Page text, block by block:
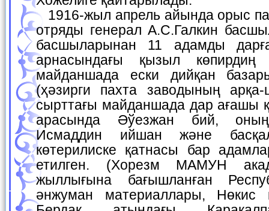
1916-жыл апрель айында орыс патшасының жазалаў
отряды генерал А.С.Галкин
басшыларынан 11 адамды
арнасындағы қызыл көпирдиң
майданшада ески дийқан
(ҳәзирги пахта заводының
сырттағы майданшада дар ағашы
арасында Әўезжан бий,
Исмаддин ийшан және
көтерилиске қатнасы бар
етилген. (Хорезм МАМУН
жыллығына бағышланған
әнжуман материаллары, Нөкис